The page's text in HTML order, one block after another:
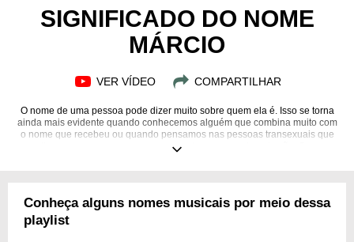
MENSAGENS DE ANIVERSÁRIO
SIGNIFICADO DO NOME
MÁRCIO
VER VÍDEO COMPARTILHAR
O nome de uma pessoa pode dizer muito sobre quem ela é. Isso se torna
ainda mais evidente quando conhecemos alguém que combina muito com
o nome que recebeu ou quando pensamos nas pessoas transexuais que
escolhem um novo nome para representar quem realmente são. Se essa
uma pessoa. Então aproveite seu tempo para aprender mais sobre os
Conheça alguns nomes musicais por meio dessa
playlist